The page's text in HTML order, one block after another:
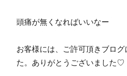
頭痛が無くなればいいなー
お客様には、ご許可頂きブロ
た。ありがとうございました♡